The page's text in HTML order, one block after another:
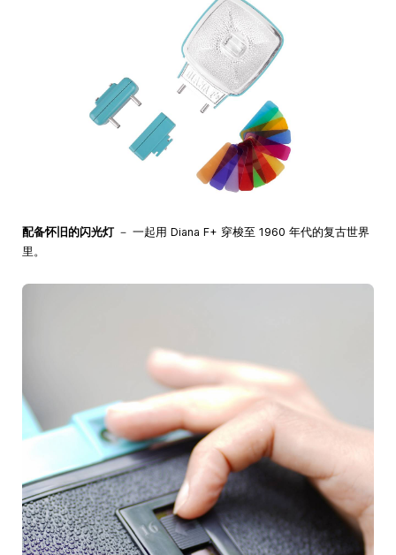
配备怀旧的闪光灯 － 一起用 Diana F+ 穿梭至 1960 年代的复古世界
里。